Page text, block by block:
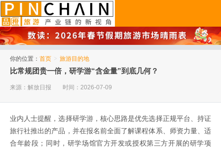
你的位置： 首页 > 旅游目的地
比常规团贵一倍，研学游“含金量”到底几何？
来源：解放日报 时间：2026-07-09
业内人士提醒，选择研学游，核心思路是优先选择正规平台、持证
旅行社推出的产品，并在报名前全面了解课程体系、师资力量、适
合年龄段；同时，研学场馆官方开发或授权第三方开展的研学项